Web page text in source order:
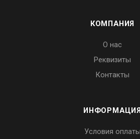
КОМПАНИЯ
О нас
Реквизиты
Контакты
ИНФОРМАЦИЯ
Условия оплаты